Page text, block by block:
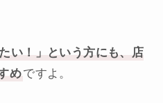
い！」という方にも、店
めですよ。